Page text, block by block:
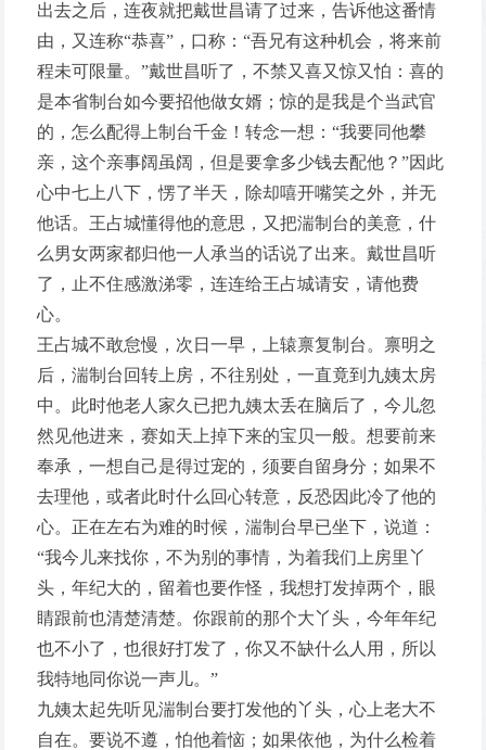
出去之后，连夜就把戴世昌请了过来，告诉他这番情
由，又连称“恭喜”，口称：“吾兄有这种机会，将来前
程未可限量。”戴世昌听了，不禁又喜又惊又怕：喜的
是本省制台如今要招他做女婿；惊的是我是个当武官
的，怎么配得上制台千金！转念一想：“我要同他攀
亲，这个亲事阔虽阔，但是要拿多少钱去配他？”因此
心中七上八下，愣了半天，除却嘻开嘴笑之外，并无
他话。王占城懂得他的意思，又把湍制台的美意，什
么男女两家都归他一人承当的话说了出来。戴世昌听
了，止不住感激涕零，连连给王占城请安，请他费
心。
王占城不敢怠慢，次日一早，上辕禀复制台。禀明之
后，湍制台回转上房，不往别处，一直竟到九姨太房
中。此时他老人家久已把九姨太丢在脑后了，今儿忽
然见他进来，赛如天上掉下来的宝贝一般。想要前来
奉承，一想自己是得过宠的，须要自留身分；如果不
去理他，或者此时什么回心转意，反恐因此冷了他的
心。正在左右为难的时候，湍制台早已坐下，说道：
“我今儿来找你，不为别的事情，为着我们上房里丫
头，年纪大的，留着也要作怪，我想打发掉两个，眼
睛跟前也清楚清楚。你跟前的那个大丫头，今年年纪
也不小了，也很好打发了，你又不缺什么人用，所以
我特地同你说一声儿。”
九姨太起先听见湍制台要打发他的丫头，心上老大不
自在。要说不遵，怕他着恼；如果依他，为什么检着